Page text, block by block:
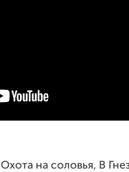
на соловья, В